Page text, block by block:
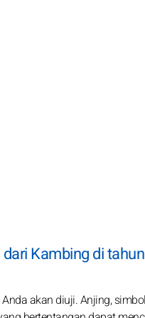
Kambing di
akan diuji. Anjing,